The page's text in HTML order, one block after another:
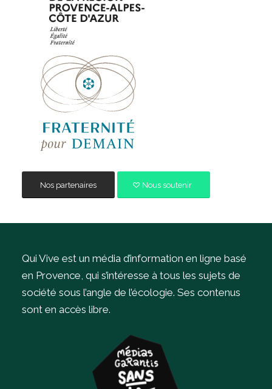
Nos partenaires Nous soutenir
Qui Vive est un média d’information en ligne basé
en Provence, qui s’intéresse à tous les sujets de
société sous l’angle de l’écologie. Ses contenus
sont en accès libre.